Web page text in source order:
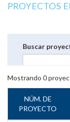
PROYECTOS
Buscar
Mostrando 0
NÚM. DE
PROYECTO